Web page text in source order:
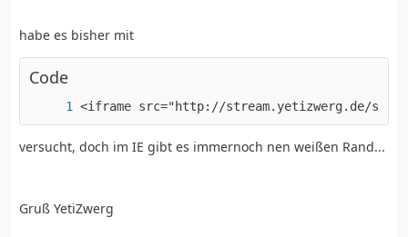
habe es bisher mit
Code
<iframe src="http://stream.yetizwerg.de/
versucht, doch im IE gibt es immernoch nen weißen Rand...
Gruß YetiZwerg